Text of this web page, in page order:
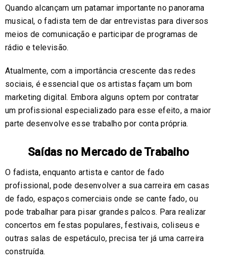
Quando alcançam um patamar importante no panorama
musical, o fadista tem de dar entrevistas para diversos
meios de comunicação e participar de programas de
rádio e televisão.
Atualmente, com a importância crescente das redes
sociais, é essencial que os artistas façam um bom
marketing digital. Embora alguns optem por contratar
um profissional especializado para esse efeito, a maior
parte desenvolve esse trabalho por conta própria.
Saídas no Mercado de Trabalho
O fadista, enquanto artista e cantor de fado
profissional, pode desenvolver a sua carreira em casas
de fado, espaços comerciais onde se cante fado, ou
pode trabalhar para pisar grandes palcos. Para realizar
concertos em festas populares, festivais, coliseus e
outras salas de espetáculo, precisa ter já uma carreira
construída.